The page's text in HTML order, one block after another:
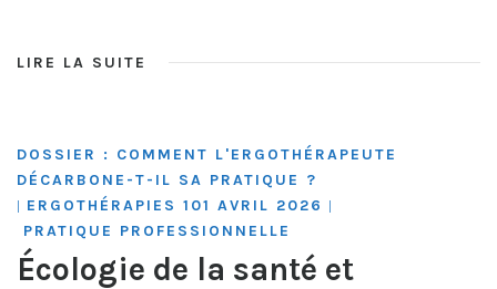
LIRE LA SUITE
DOSSIER : COMMENT L'ERGOTHÉRAPEUTE
DÉCARBONE-T-IL SA PRATIQUE ?
| ERGOTHÉRAPIES 101 AVRIL 2026 |
PRATIQUE PROFESSIONNELLE
Écologie de la santé et